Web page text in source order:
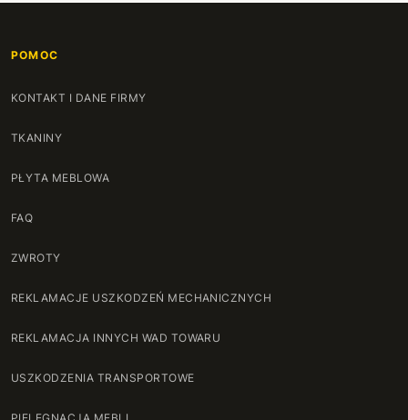
POMOC
KONTAKT I DANE FIRMY
TKANINY
PŁYTA MEBLOWA
FAQ
ZWROTY
REKLAMACJE USZKODZEŃ MECHANICZNYCH
REKLAMACJA INNYCH WAD TOWARU
USZKODZENIA TRANSPORTOWE